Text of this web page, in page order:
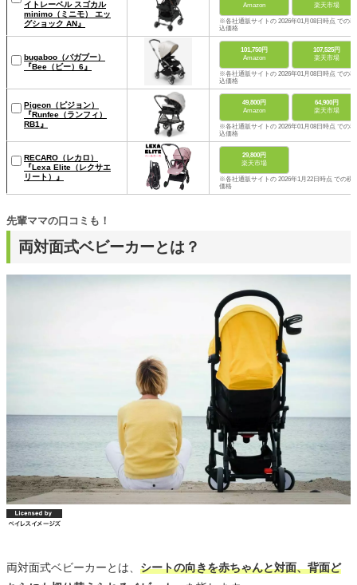
イトレーベル スゴカル
minimo（ミニモ） エッ
グショック AN』
Amazon
楽天市場
※各社通販サイトの 2026年01月08日時点 での税
込価格
bugaboo（バガブー）
『Bee（ビー）6』
101,750円
Amazon
107,525円
楽天市場
※各社通販サイトの 2026年01月08日時点 での税
込価格
Pigeon（ピジョン）
『Runfee（ランフィ）
RB1』
49,800円
Amazon
64,900円
楽天市場
※各社通販サイトの 2026年01月08日時点 での税
込価格
RECARO（レカロ）
『Lexa Elite（レクサエ
リート）』
29,800円
楽天市場
※各社通販サイトの 2026年1月22日時点 での税
価格
両対面式ベビーカーとは？
先輩ママの口コミも！
両対面式ベビーカーとは、 シートの向きを赤ちゃんと対面、背面ど